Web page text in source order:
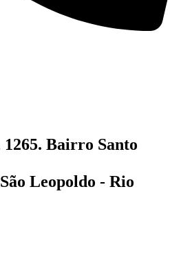
Bairro Santo
Leopoldo - Rio